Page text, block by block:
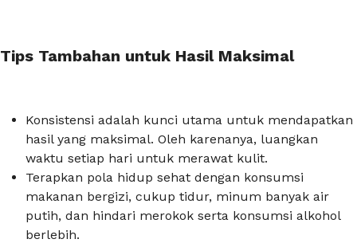
Tips Tambahan untuk Hasil Maksimal
Konsistensi adalah kunci utama untuk mendapatkan
hasil yang maksimal. Oleh karenanya, luangkan
waktu setiap hari untuk merawat kulit.
Terapkan pola hidup sehat dengan konsumsi
makanan bergizi, cukup tidur, minum banyak air
putih, dan hindari merokok serta konsumsi alkohol
berlebih.